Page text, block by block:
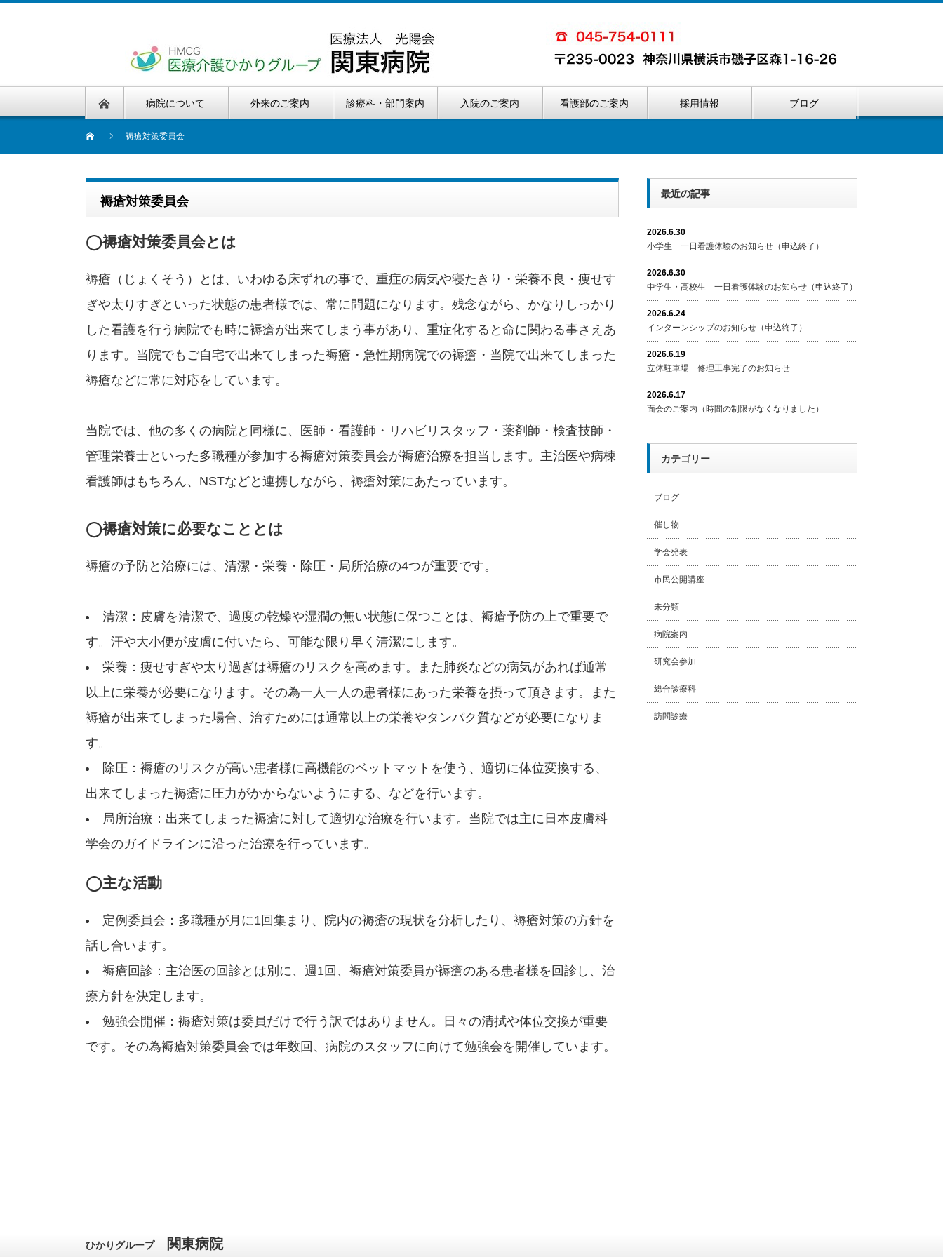
病院について 外来のご案内 診療科・部門案内 入院のご案内 看護部のご案内 採用情報 ブログ
褥瘡対策委員会
褥瘡対策委員会
◯褥瘡対策委員会とは
褥瘡（じょくそう）とは、いわゆる床ずれの事で、重症の病気や寝たきり・栄養不良・痩せす
ぎや太りすぎといった状態の患者様では、常に問題になります。残念ながら、かなりしっかり
した看護を行う病院でも時に褥瘡が出来てしまう事があり、重症化すると命に関わる事さえあ
ります。当院でもご自宅で出来てしまった褥瘡・急性期病院での褥瘡・当院で出来てしまった
褥瘡などに常に対応をしています。
当院では、他の多くの病院と同様に、医師・看護師・リハビリスタッフ・薬剤師・検査技師・
管理栄養士といった多職種が参加する褥瘡対策委員会が褥瘡治療を担当します。主治医や病棟
看護師はもちろん、NSTなどと連携しながら、褥瘡対策にあたっています。
◯褥瘡対策に必要なこととは
褥瘡の予防と治療には、清潔・栄養・除圧・局所治療の4つが重要です。
清潔：皮膚を清潔で、過度の乾燥や湿潤の無い状態に保つことは、褥瘡予防の上で重要で
す。汗や大小便が皮膚に付いたら、可能な限り早く清潔にします。
栄養：痩せすぎや太り過ぎは褥瘡のリスクを高めます。また肺炎などの病気があれば通常
以上に栄養が必要になります。その為一人一人の患者様にあった栄養を摂って頂きます。また
褥瘡が出来てしまった場合、治すためには通常以上の栄養やタンパク質などが必要になりま
す。
除圧：褥瘡のリスクが高い患者様に高機能のベットマットを使う、適切に体位変換する、
出来てしまった褥瘡に圧力がかからないようにする、などを行います。
局所治療：出来てしまった褥瘡に対して適切な治療を行います。当院では主に日本皮膚科
学会のガイドラインに沿った治療を行っています。
◯主な活動
定例委員会：多職種が月に1回集まり、院内の褥瘡の現状を分析したり、褥瘡対策の方針を
話し合います。
褥瘡回診：主治医の回診とは別に、週1回、褥瘡対策委員が褥瘡のある患者様を回診し、治
療方針を決定します。
勉強会開催：褥瘡対策は委員だけで行う訳ではありません。日々の清拭や体位交換が重要
です。その為褥瘡対策委員会では年数回、病院のスタッフに向けて勉強会を開催しています。
最近の記事
2026.6.30
小学生 一日看護体験のお知らせ（申込終了）
2026.6.30
中学生・高校生 一日看護体験のお知らせ（申込終了）
2026.6.24
インターンシップのお知らせ（申込終了）
2026.6.19
立体駐車場 修理工事完了のお知らせ
2026.6.17
面会のご案内（時間の制限がなくなりました）
カテゴリー
ブログ
催し物
学会発表
市民公開講座
未分類
病院案内
研究会参加
総合診療科
訪問診療
ひかりグループ 関東病院